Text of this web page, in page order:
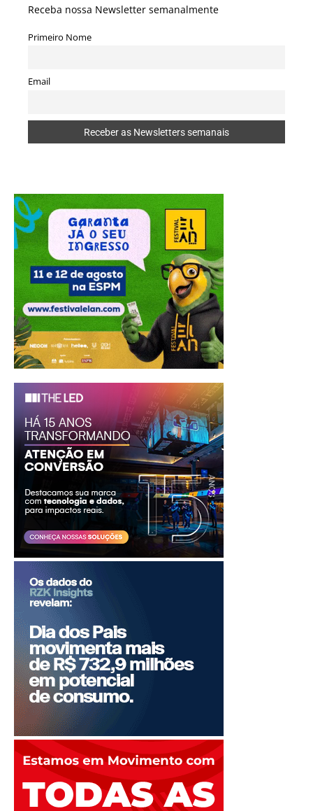
Receba nossa Newsletter semanalmente
Primeiro Nome
Email